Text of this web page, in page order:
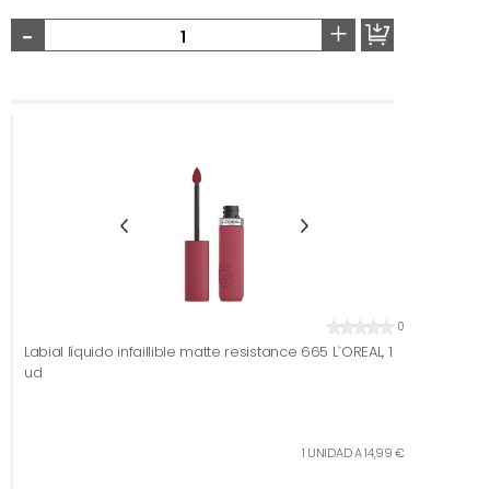
- +
0
Labial líquido infaillible matte resistance 665 L`OREAL, 1
ud
1 UNIDAD A 14,99 €